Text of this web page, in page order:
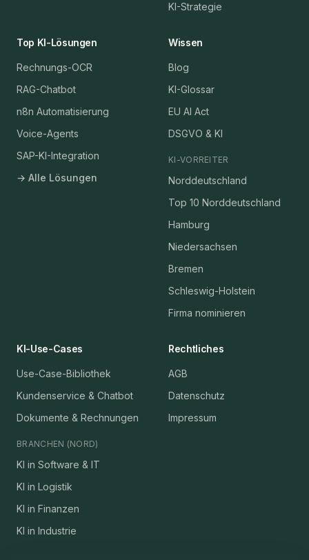
KI-Strategie
Top KI-Lösungen
Rechnungs-OCR
RAG-Chatbot
n8n Automatisierung
Voice-Agents
SAP-KI-Integration
→ Alle Lösungen
Wissen
Blog
KI-Glossar
EU AI Act
DSGVO & KI
KI-VORREITER
Norddeutschland
Top 10 Norddeutschland
Hamburg
Niedersachsen
Bremen
Schleswig-Holstein
Firma nominieren
KI-Use-Cases
Use-Case-Bibliothek
Kundenservice & Chatbot
Dokumente & Rechnungen
BRANCHEN (NORD)
KI in Software & IT
KI in Logistik
KI in Finanzen
KI in Industrie
Rechtliches
AGB
Datenschutz
Impressum